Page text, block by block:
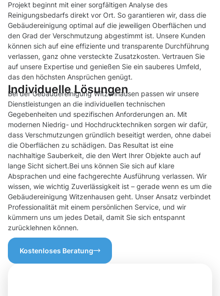
Projekt beginnt mit einer sorgfältigen Analyse des
Reinigungsbedarfs direkt vor Ort. So garantieren wir, dass die
Gebäudereinigung optimal auf die jeweiligen Oberflächen und
den Grad der Verschmutzung abgestimmt ist. Unsere Kunden
können sich auf eine effiziente und transparente Durchführung
verlassen, ganz ohne versteckte Zusatzkosten. Vertrauen Sie
auf unsere Expertise und genießen Sie ein sauberes Umfeld,
das den höchsten Ansprüchen genügt.
Individuelle Lösungen
Bei der Gebäudereinigung Witzenhausen passen wir unsere
Dienstleistungen an die individuellen technischen
Gegebenheiten und spezifischen Anforderungen an. Mit
modernen Niedrig- und Hochdrucktechniken sorgen wir dafür,
dass Verschmutzungen gründlich beseitigt werden, ohne dabei
die Oberflächen zu schädigen. Das Resultat ist eine
nachhaltige Sauberkeit, die den Wert Ihrer Objekte auch auf
lange Sicht sichert.Bei uns können Sie sich auf klare
Absprachen und eine fachgerechte Ausführung verlassen. Wir
wissen, wie wichtig Zuverlässigkeit ist – gerade wenn es um die
Gebäudereinigung Witzenhausen geht. Unser Ansatz verbindet
Professionalität mit einem persönlichen Service, und wir
kümmern uns um jedes Detail, damit Sie sich entspannt
zurücklehnen können.
Kostenloses Beratung